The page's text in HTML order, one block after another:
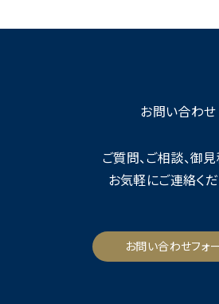
お問い合わせ
ご質問、ご相談、御
お気軽にご連絡くだ
お問い合わせフォ